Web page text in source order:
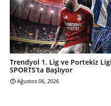
Trendyol 1. Lig ve Portekiz
SPORTS’ta Başlıyor
Ağustos 06, 2026